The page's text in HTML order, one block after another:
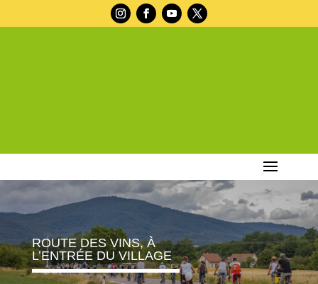
ROUTE DES VINS, À
L’ENTRÉE DU VILLAGE